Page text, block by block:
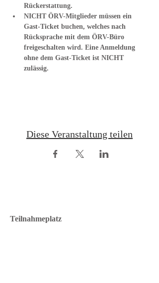
Rückerstattung.
NICHT ÖRV-Mitglieder müssen ein
Gast-Ticket buchen, welches nach
Rücksprache mit dem ÖRV-Büro
freigeschalten wird. Eine Anmeldung
ohne dem Gast-Ticket ist NICHT
zulässig.
Diese Veranstaltung teilen
Teilnahmeplatz